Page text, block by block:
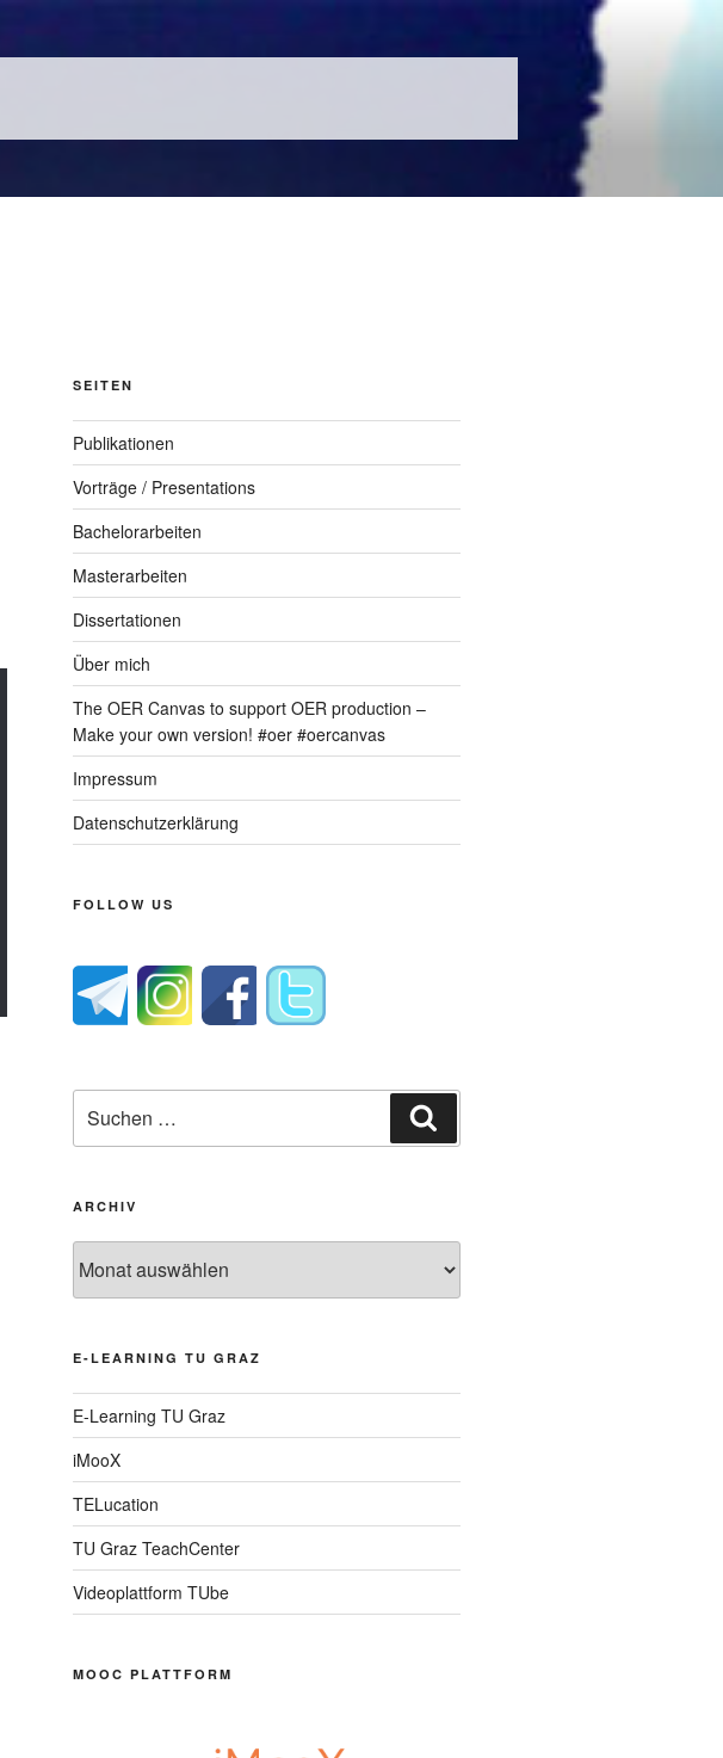
SEITEN
Publikationen
Vorträge / Presentations
Bachelorarbeiten
Masterarbeiten
Dissertationen
Über mich
The OER Canvas to support OER production –
Make your own version! #oer #oercanvas
Impressum
Datenschutzerklärung
FOLLOW US
nach:
ARCHIV
E-LEARNING TU GRAZ
E-Learning TU Graz
iMooX
TELucation
TU Graz TeachCenter
Videoplattform TUbe
MOOC PLATTFORM